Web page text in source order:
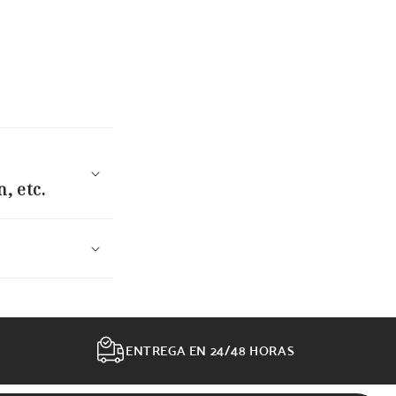
etc.
ENTREGA EN 24/48 HORAS